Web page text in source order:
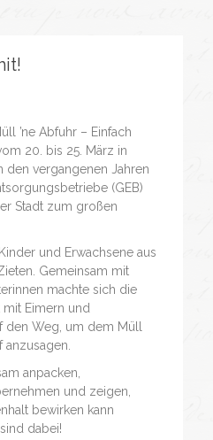
’ne Abfuhr – Einfach
20. bis 25. März in
den vergangenen Jahren
(GEB)
Stadt zum großen
und Erwachsene aus
Gemeinsam mit
machte sich die
Eimern und
den Weg, um dem Müll
anpacken,
und zeigen,
bewirken kann
dabei!